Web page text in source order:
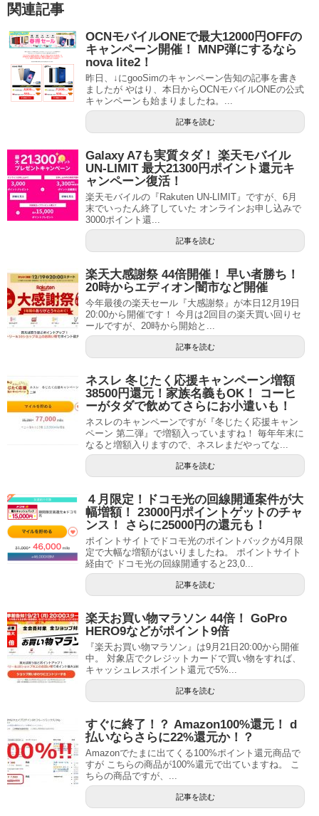
関連記事
OCNモバイルONEで最大12000円OFFの
キャンペーン開催！ MNP弾にするなら
nova lite2！
昨日、↓にgooSimのキャンペーン告知の記事を書き
ましたが やはり、本日からOCNモバイルONEの公式
キャンペーンも始まりましたね。...
記事を読む
Galaxy A7も実質タダ！ 楽天モバイル
UN-LIMIT 最大21300円ポイント還元キ
ャンペーン復活！
楽天モバイルの『Rakuten UN-LIMIT』ですが、6月
末でいったん終了していた オンラインお申し込みで
3000ポイント還...
記事を読む
楽天大感謝祭 44倍開催！ 早い者勝ち！
20時からエディオン闇市など開催
今年最後の楽天セール『大感謝祭』が本日12月19日
20:00から開催です！ 今月は2回目の楽天買い回りセ
ールですが、20時から開始と...
記事を読む
ネスレ 冬じたく応援キャンペーン増額
38500円還元！家族名義もOK！ コーヒ
ーがタダで飲めてさらにお小遣いも！
ネスレのキャンペーンですが『冬じたく応援キャン
ペーン 第二弾』で増額入っていますね！ 毎年年末に
なると増額入りますので、ネスレまだやってな...
記事を読む
４月限定！ドコモ光の回線開通案件が大
幅増額！ 23000円ポイントゲットのチャ
ンス！ さらに25000円の還元も！
ポイントサイトでドコモ光のポイントバックが4月限
定で大幅な増額がはいりましたね。 ポイントサイト
経由で ドコモ光の回線開通すると23,0...
記事を読む
楽天お買い物マラソン 44倍！ GoPro
HERO9などがポイント9倍
『楽天お買い物マラソン』は9月21日20:00から開催
中。 対象店でクレジットカードで買い物をすれば、
キャッシュレスポイント還元で5%...
記事を読む
すぐに終了！？ Amazon100%還元！ d
払いならさらに22%還元か！？
Amazonでたまに出てくる100%ポイント還元商品で
すが こちらの商品が100%還元で出ていますね。 こ
ちらの商品ですが、...
記事を読む